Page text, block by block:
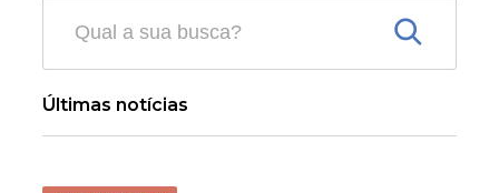
Últimas notícias